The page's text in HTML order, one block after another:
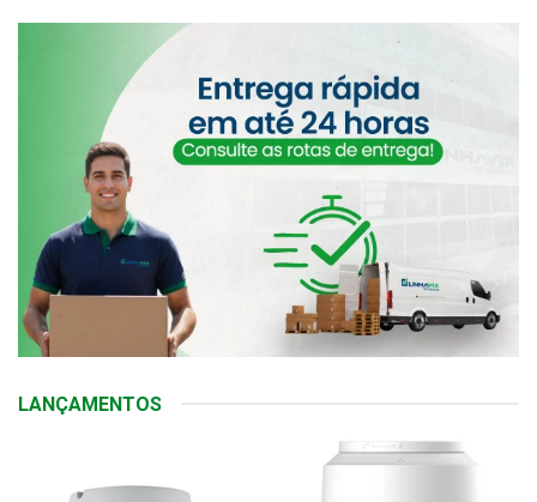
LANÇAMENTOS